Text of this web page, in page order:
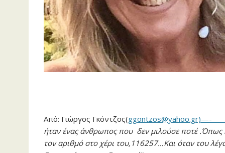
Από: Γιώργος Γκόντζος(ggontzos@yahoo.gr)—-
ήταν ένας άνθρωπος που δεν μιλούσε ποτέ .Όπως
τον αριθμό στο χέρι του,116257…Και όταν του